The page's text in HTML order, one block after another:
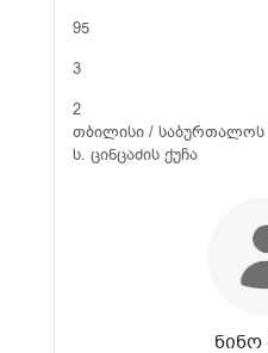
95
3
2
თბილისი /
ს. ცინცაძის ქუჩა
ნინო